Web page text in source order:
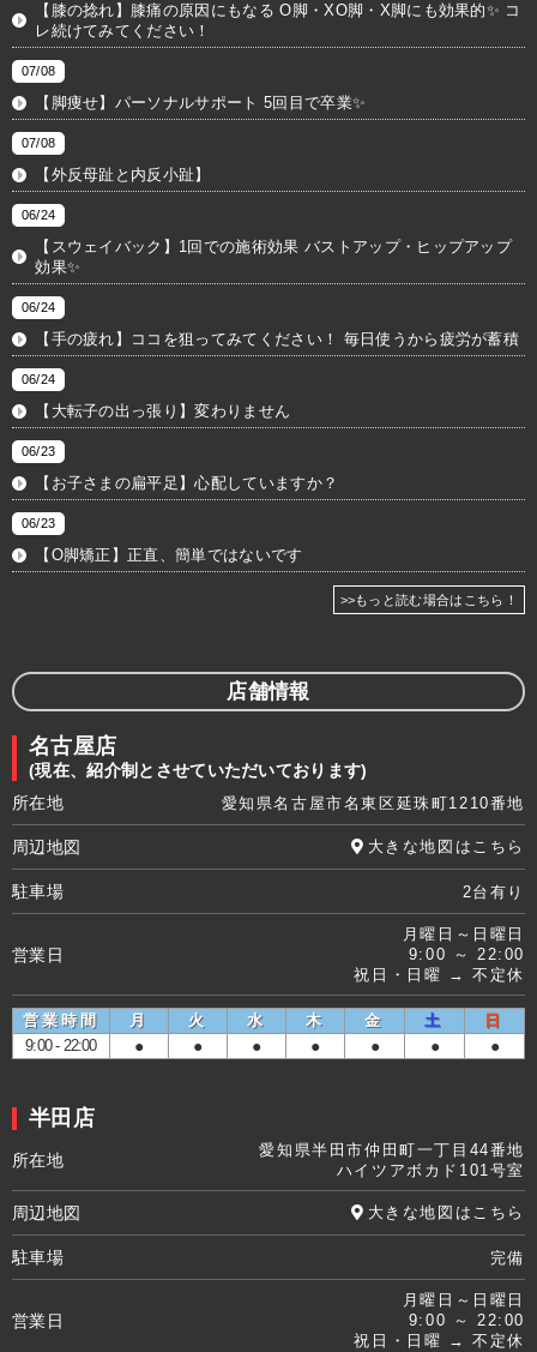
【膝の捻れ】膝痛の原因にもなる O脚・XO脚・X脚にも効果的✨ コ
レ続けてみてください！
07/08
【脚痩せ】パーソナルサポート 5回目で卒業✨
07/08
【外反母趾と内反小趾】
06/24
【スウェイバック】1回での施術効果 バストアップ・ヒップアップ
効果✨
06/24
【手の疲れ】ココを狙ってみてください！ 毎日使うから疲労が蓄積
06/24
【大転子の出っ張り】変わりません
06/23
【お子さまの扁平足】心配していますか？
06/23
【O脚矯正】正直、簡単ではないです
>>もっと読む場合はこちら！
店舗情報
名古屋店
(現在、紹介制とさせていただいております)
所在地
愛知県名古屋市名東区延珠町1210番地
周辺地図 大きな地図はこちら
駐車場 2台有り
営業日
月曜日～日曜日
9:00 ～ 22:00
祝日・日曜 → 不定休
営業時間 月 火 水 木 金 土
日
9:00 - 22:00
● ● ● ● ● ● ●
半田店
所在地
愛知県半田市仲田町一丁目44番地
ハイツアボカド101号室
周辺地図 大きな地図はこちら
駐車場 完備
営業日
月曜日～日曜日
9:00 ～ 22:00
祝日・日曜 → 不定休